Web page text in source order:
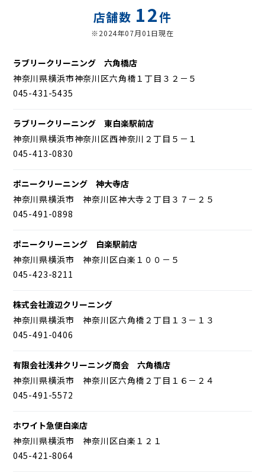
店舗数 12件
※2024年07月01日現在
ラブリークリーニング 六角橋店
神奈川県横浜市神奈川区六角橋１丁目３２－５
045-431-5435
ラブリークリーニング 東白楽駅前店
神奈川県横浜市神奈川区西神奈川２丁目５－１
045-413-0830
ポニークリーニング 神大寺店
神奈川県横浜市 神奈川区神大寺２丁目３７－２５
045-491-0898
ポニークリーニング 白楽駅前店
神奈川県横浜市 神奈川区白楽１００－５
045-423-8211
株式会社渡辺クリーニング
神奈川県横浜市 神奈川区六角橋２丁目１３－１３
045-491-0406
有限会社浅井クリーニング商会 六角橋店
神奈川県横浜市 神奈川区六角橋２丁目１６－２４
045-491-5572
ホワイト急便白楽店
神奈川県横浜市 神奈川区白楽１２１
045-421-8064